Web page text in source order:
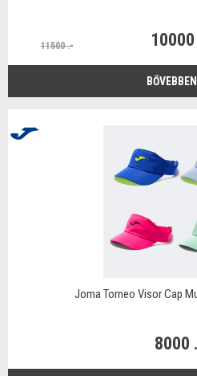
11500 .-
BŐVEBBEN
Joma Torneo Visor Cap
8000